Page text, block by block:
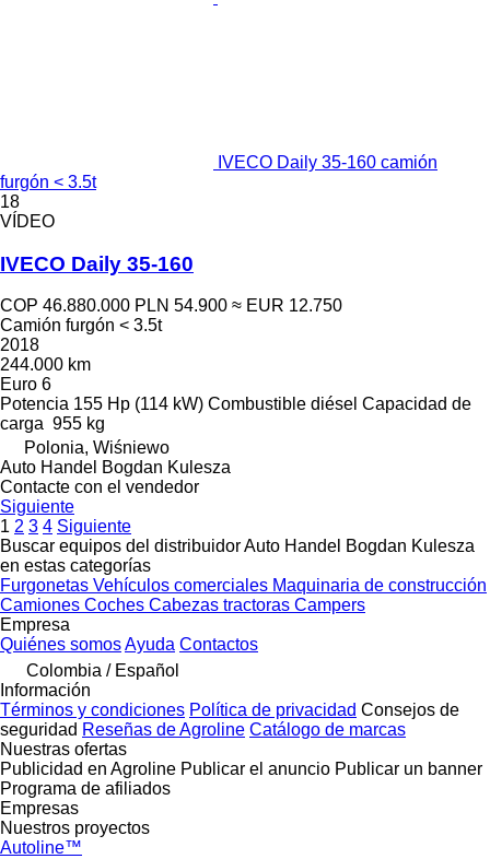
IVECO Daily 35-160 camión
furgón < 3.5t
18
VÍDEO
IVECO Daily 35-160
COP 46.880.000 PLN 54.900 ≈ EUR 12.750
Camión furgón < 3.5t
2018
244.000 km
Euro 6
Potencia 155 Hp (114 kW) Combustible diésel Capacidad de
carga 955 kg
Polonia, Wiśniewo
Auto Handel Bogdan Kulesza
Contacte con el vendedor
Siguiente
1 2 3 4 Siguiente
Buscar equipos del distribuidor Auto Handel Bogdan Kulesza
en estas categorías
Furgonetas Vehículos comerciales Maquinaria de construcción
Camiones Coches Cabezas tractoras Campers
Empresa
Quiénes somosAyuda Contactos
Colombia / Español
Información
Términos y condiciones Política de privacidad Consejos de
seguridad Reseñas de Agroline Catálogo de marcas
Nuestras ofertas
Publicidad en Agroline Publicar el anuncio Publicar un banner
Programa de afiliados
Empresas
Nuestros proyectos
Autoline™